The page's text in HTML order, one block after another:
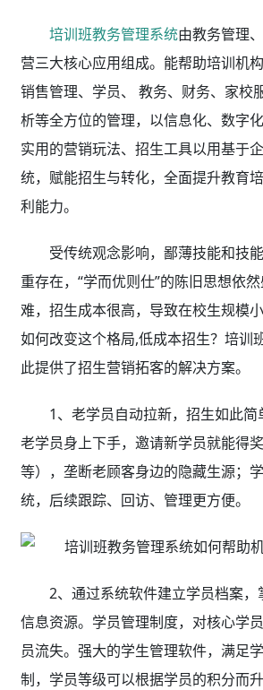
培训班教务管理系统由教务管理
营三大核心应用组成。能帮助培训机
销售管理、学员、 教务、财务、家校
析等全方位的管理，以信息化、数字
实用的营销玩法、招生工具以用基于
统，赋能招生与转化，全面提升教育
利能力。
受传统观念影响，鄙薄技能和技
重存在，“学而优则仕”的陈旧思想依
难，招生成本很高，导致在校生规模
如何改变这个格局,低成本招生？培训
此提供了招生营销拓客的解决方案。
1、老学员自动拉新，招生如此
老学员身上下手，邀请新学员就能得
等），垄断老顾客身边的隐藏生源；
统，后续跟踪、回访、管理更方便。
2、 通过系统软件建立学员档案，
信息资源。学员管理制度，对核心学
员流失。强大的学生管理软件，满足
制，学员等级可以根据学员的积分而